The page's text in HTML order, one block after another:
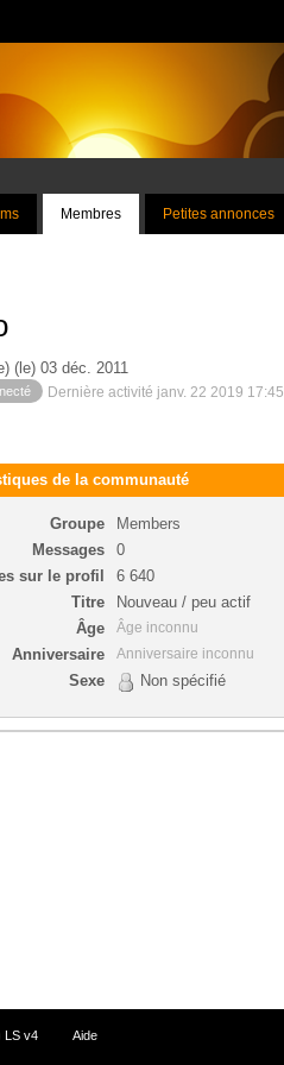
Membres Petites annonces
(le) 03 déc. 2011
Dernière activité janv. 22 2019 17:45
de la communauté
Groupe
Members
Messages
0
sur le profil
6 640
Titre
Nouveau / peu actif
Âge
Âge inconnu
Anniversaire Anniversaire inconnu
Sexe Non spécifié
LS v4 Aide